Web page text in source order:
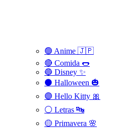
🟢 Anime 🇯🇵
🔴 Comida 🌭
🔵 Disney ✨
⚫ Halloween 🎃
🟣 Hello Kitty 🎀
⚪️ Letras 🔤
🟡 Primavera 🌸